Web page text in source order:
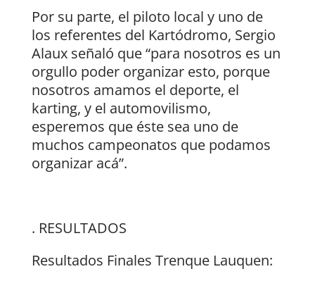
Por su parte, el piloto local y uno de
los referentes del Kartódromo, Sergio
Alaux señaló que “para nosotros es un
orgullo poder organizar esto, porque
nosotros amamos el deporte, el
karting, y el automovilismo,
esperemos que éste sea uno de
muchos campeonatos que podamos
organizar acá”.
. RESULTADOS
Resultados Finales Trenque Lauquen: